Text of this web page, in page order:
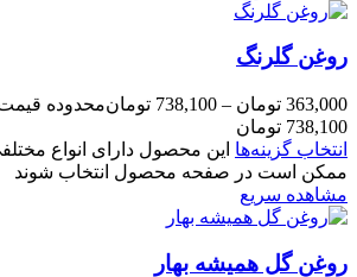
روغن گلرنگ
363,000 تومان –
738,100 تومان
738,100 تومان
انتخاب گزینه‌ها این محصول دارای انواع
ممکن است در صفحه محصول انتخاب شوند
مشاهده سریع
روغن گل همیشه بهار